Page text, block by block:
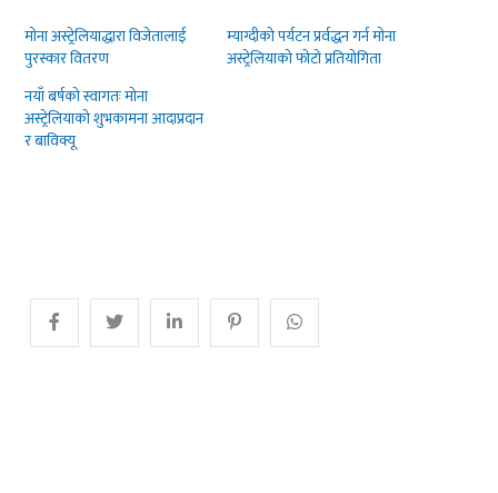
मोना अस्ट्रेलियाद्धारा विजेतालाई
पुरस्कार वितरण
म्याग्दीको पर्यटन प्रर्वद्धन गर्न मोना
अस्ट्रेलियाको फोटो प्रतियोगिता
नयाँ बर्षको स्वागतः मोना
अस्ट्रेलियाको शुभकामना आदाप्रदान
र बाविक्यू